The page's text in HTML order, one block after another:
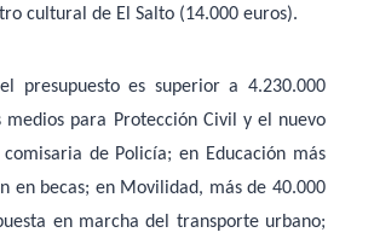
cultural de El Salto (14.000 euros).
presupuesto es superior a 4.230.000
medios para Protección Civil y el nuevo
de Policía; en Educación más
en becas; en Movilidad, más de 40.000
en marcha del transporte urbano;